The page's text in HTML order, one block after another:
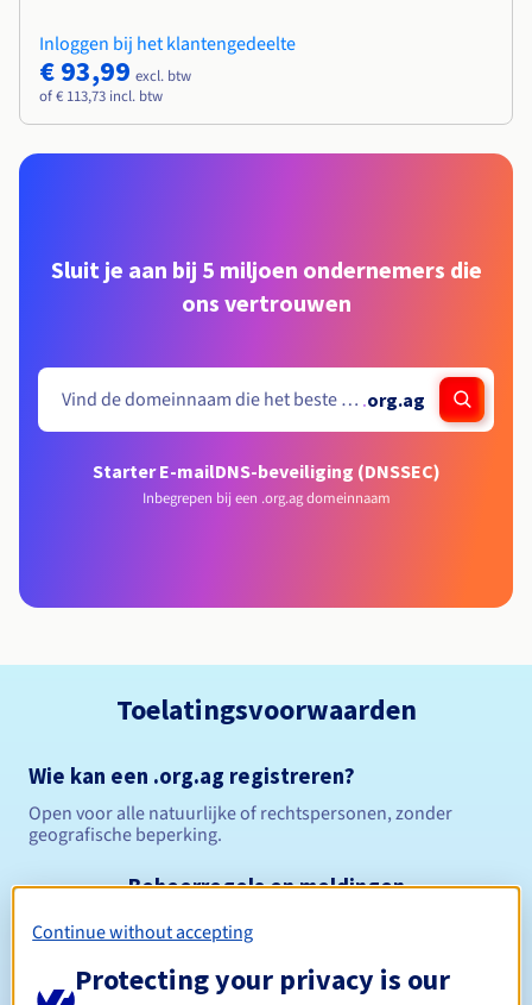
Inloggen bij het klantengedeelte
€ 93,99 excl. btw
of € 113,73 incl. btw
Sluit je aan bij 5 miljoen ondernemers die
ons vertrouwen
.org.ag
Starter E-mailDNS-beveiliging (DNSSEC)
Inbegrepen bij een .org.ag domeinnaam
Toelatingsvoorwaarden
Wie kan een .org.ag registreren?
Open voor alle natuurlijke of rechtspersonen, zonder
geografische beperking.
Beheerregels en meldingen
Registratieperiode
Continue without accepting
Protecting your privacy is our